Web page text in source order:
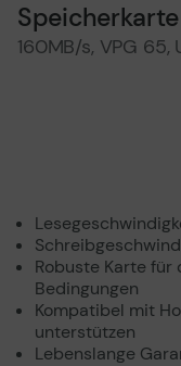
160MB/s, VPG 65,
Robuste Karte für
Bedingungen
Kompatibel mit
unterstützen
Lebenslange